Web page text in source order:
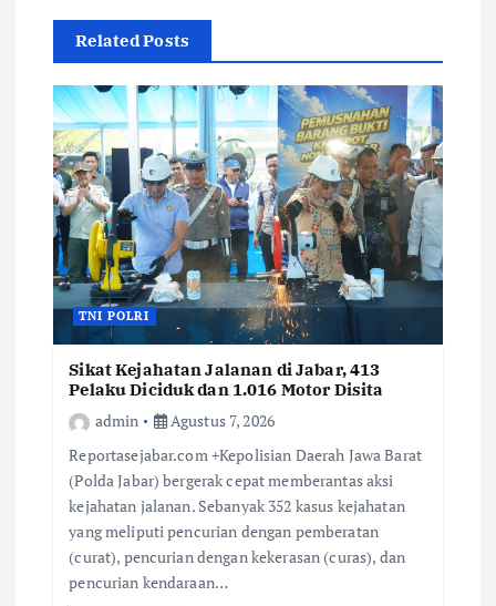
Related Posts
TNI POLRI
Sikat Kejahatan Jalanan di Jabar, 413
Pelaku Diciduk dan 1.016 Motor Disita
admin
Agustus 7, 2026
Reportasejabar.com +Kepolisian Daerah Jawa Barat
(Polda Jabar) bergerak cepat memberantas aksi
kejahatan jalanan. Sebanyak 352 kasus kejahatan
yang meliputi pencurian dengan pemberatan
(curat), pencurian dengan kekerasan (curas), dan
pencurian kendaraan…